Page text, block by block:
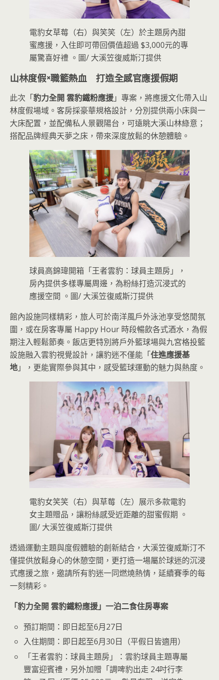
電豹女草莓（右）與笑笑（左）於主題房內甜
蜜應援，入住即可帶回價值超過 $3,000元的專
屬驚喜好禮 。圖/ 大溪笠復威斯汀提供
山林度假×職籃熱血 打造全感官應援假期
此次「豹力全開 雲豹鐵粉應援」專案，將應援文化帶入山
林度假場域。客房採豪華規格設計，分別提供兩小床與一
大床配置，並配備私人景觀陽台，可遠眺大溪山林綠意；
搭配品牌經典天夢之床，帶來深度放鬆的休憩體驗。
球員高錦瑋開箱「王者雲豹：球員主題房」，
房內提供多樣專屬周邊，為粉絲打造沉浸式的
應援空間 。圖/ 大溪笠復威斯汀提供
館內設施同樣精彩，旅人可於南洋風戶外泳池享受悠閒氛
圍，或在房客專屬 Happy Hour 時段暢飲各式酒水，為假
期注入輕鬆節奏。飯店更特別將戶外籃球場與九宮格投籃
設施融入雲豹視覺設計，讓豹迷不僅能「住進應援基
地」，更能實際參與其中，感受籃球運動的魅力與熱度。
電豹女笑笑（右）與草莓（左）展示多款電豹
女主題贈品，讓粉絲感受近距離的甜蜜假期 。
圖/ 大溪笠復威斯汀提供
透過運動主題與度假體驗的創新結合，大溪笠復威斯汀不
僅提供放鬆身心的休憩空間，更打造一場屬於球迷的沉浸
式應援之旅，邀請所有豹迷一同燃燒熱情，延續賽季的每
一刻精彩。
「豹力全開 雲豹鐵粉應援」一泊二食住房專案
預訂期間：即日起至6月27日
入住期間：即日起至6月30日（平假日皆適用）
「王者雲豹：球員主題房」：雲豹球員主題專屬
豐富迎賓禮，另外加贈「調啤豹出走 24吋行李